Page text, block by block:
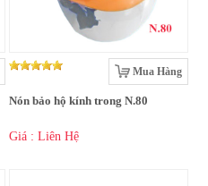
Mua Hàng
Nón bảo hộ kính trong N.80
Giá : Liên Hệ